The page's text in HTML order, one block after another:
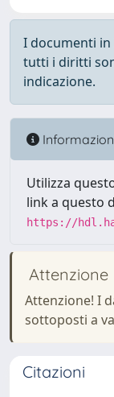
I documenti
tutti i diritti
indicazione.
Utilizza
link a questo
https://
Attenzione
Attenzione! I
sottoposti a
Citazioni